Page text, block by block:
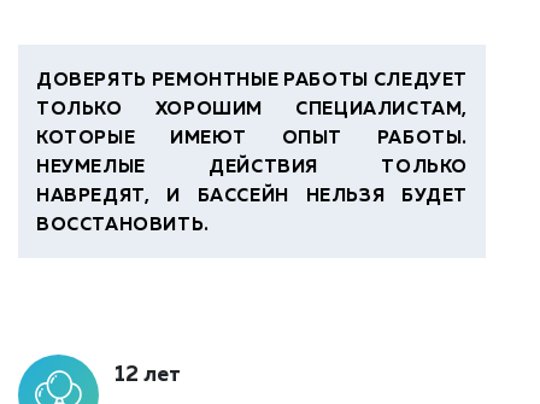
ДОВЕРЯТЬ РЕМОНТНЫЕ РАБОТЫ СЛЕДУЕТ
ТОЛЬКО ХОРОШИМ СПЕЦИАЛИСТАМ,
КОТОРЫЕ ИМЕЮТ ОПЫТ РАБОТЫ.
НЕУМЕЛЫЕ ДЕЙСТВИЯ ТОЛЬКО
НАВРЕДЯТ, И БАССЕЙН НЕЛЬЗЯ БУДЕТ
ВОССТАНОВИТЬ.
12 лет